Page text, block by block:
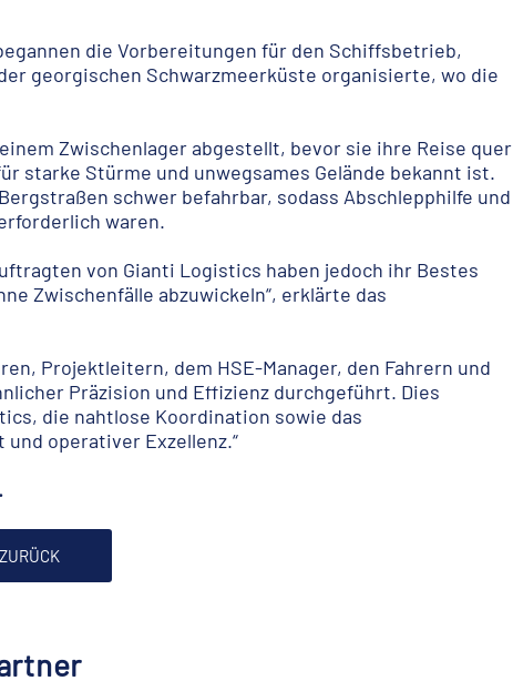
die Vorbereitungen für den Schiffsbetrieb,
georgischen Schwarzmeerküste organisierte, wo die
Zwischenlager abgestellt, bevor sie ihre Reise quer
starke Stürme und unwegsames Gelände bekannt ist.
schwer befahrbar, sodass Abschlepphilfe und
waren.
von Gianti Logistics haben jedoch ihr Bestes
Zwischenfälle abzuwickeln“, erklärte das
Projektleitern, dem HSE-Manager, den Fahrern und
Präzision und Effizienz durchgeführt. Dies
die nahtlose Koordination sowie das
operativer Exzellenz.“
.
ZURÜCK